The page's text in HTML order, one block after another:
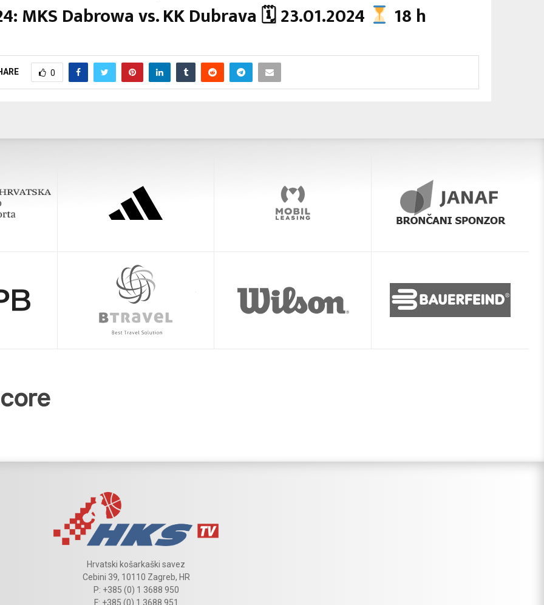
MKS Dabrowa vs. KK Dubrava 🗓 23.01.2024 18 h
0
Hrvatski košarkaški savez
Cebini 39, 10110 Zagreb, HR
P: +385 (0) 1 3688 950
F: +385 (0) 1 3688 951